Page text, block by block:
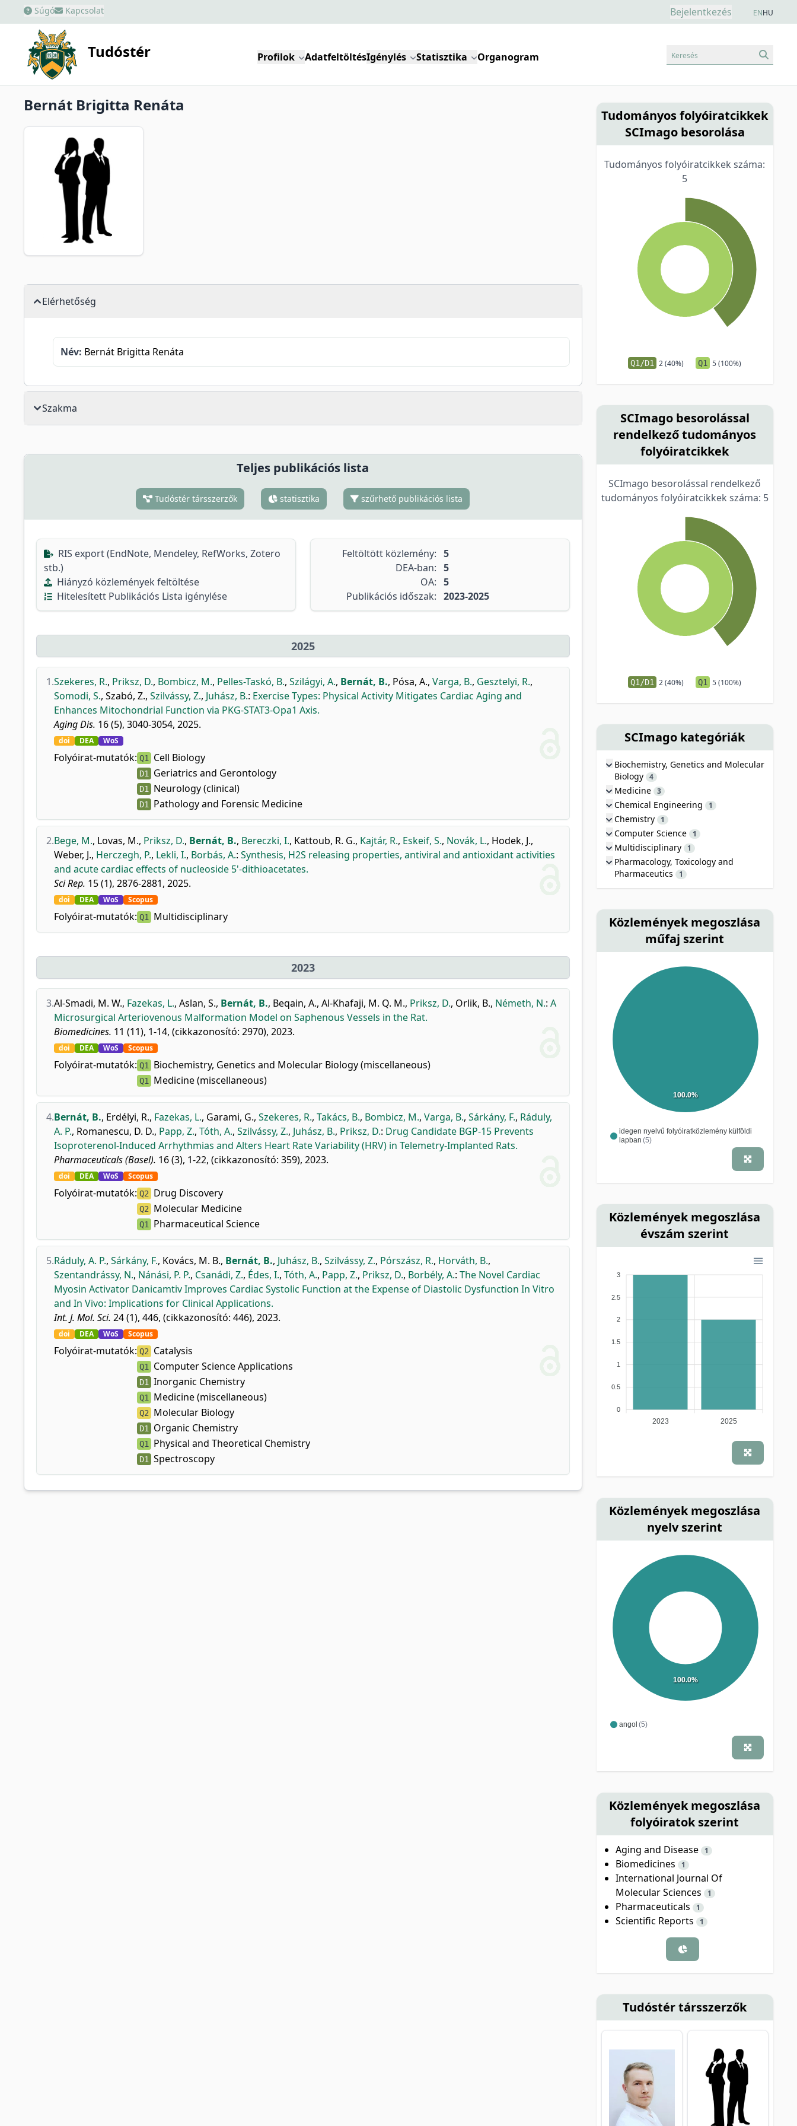
Súgó Kapcsolat Bejelentkezés ENHU
Tudóstér Profilok AdatfeltöltésIgénylés Statisztika Organogram Keresés
Bernát Brigitta Renáta
Elérhetőség
Név: Bernát Brigitta Renáta
Szakma
Teljes publikációs lista
Tudóstér társszerzők statisztika szűrhető publikációs lista
RIS export (EndNote, Mendeley, RefWorks, Zotero
stb.)
Hiányzó közlemények feltöltése
Hitelesített Publikációs Lista igénylése
Feltöltött közlemény: 5
DEA-ban: 5
OA: 5
Publikációs időszak: 2023-2025
2025
1.Szekeres, R., Priksz, D., Bombicz, M., Pelles-Taskó, B., Szilágyi, A., Bernát, B., Pósa, A., Varga, B., Gesztelyi, R.,
Somodi, S., Szabó, Z., Szilvássy, Z., Juhász, B.: Exercise Types: Physical Activity Mitigates Cardiac Aging and
Enhances Mitochondrial Function via PKG-STAT3-Opa1 Axis.
Aging Dis. 16 (5), 3040-3054, 2025.
doi DEA WoS
Folyóirat-mutatók: Q1 Cell Biology
D1 Geriatrics and Gerontology
D1 Neurology (clinical)
D1 Pathology and Forensic Medicine
2.Bege, M., Lovas, M., Priksz, D., Bernát, B., Bereczki, I., Kattoub, R. G., Kajtár, R., Eskeif, S., Novák, L., Hodek, J.,
Weber, J., Herczegh, P., Lekli, I., Borbás, A.: Synthesis, H2S releasing properties, antiviral and antioxidant activities
and acute cardiac effects of nucleoside 5'-dithioacetates.
Sci Rep. 15 (1), 2876-2881, 2025.
doi DEA WoS Scopus
Folyóirat-mutatók: Q1 Multidisciplinary
2023
3.Al-Smadi, M. W., Fazekas, L., Aslan, S., Bernát, B., Beqain, A., Al-Khafaji, M. Q. M., Priksz, D., Orlik, B., Németh, N.: A
Microsurgical Arteriovenous Malformation Model on Saphenous Vessels in the Rat.
Biomedicines. 11 (11), 1-14, (cikkazonosító: 2970), 2023.
doi DEA WoS Scopus
Folyóirat-mutatók: Q1 Biochemistry, Genetics and Molecular Biology (miscellaneous)
Q1 Medicine (miscellaneous)
4.Bernát, B., Erdélyi, R., Fazekas, L., Garami, G., Szekeres, R., Takács, B., Bombicz, M., Varga, B., Sárkány, F., Ráduly,
A. P., Romanescu, D. D., Papp, Z., Tóth, A., Szilvássy, Z., Juhász, B., Priksz, D.: Drug Candidate BGP-15 Prevents
Isoproterenol-Induced Arrhythmias and Alters Heart Rate Variability (HRV) in Telemetry-Implanted Rats.
Pharmaceuticals (Basel). 16 (3), 1-22, (cikkazonosító: 359), 2023.
doi DEA WoS Scopus
Folyóirat-mutatók: Q2 Drug Discovery
Q2 Molecular Medicine
Q1 Pharmaceutical Science
5.Ráduly, A. P., Sárkány, F., Kovács, M. B., Bernát, B., Juhász, B., Szilvássy, Z., Pórszász, R., Horváth, B.,
Szentandrássy, N., Nánási, P. P., Csanádi, Z., Édes, I., Tóth, A., Papp, Z., Priksz, D., Borbély, A.: The Novel Cardiac
Myosin Activator Danicamtiv Improves Cardiac Systolic Function at the Expense of Diastolic Dysfunction In Vitro
and In Vivo: Implications for Clinical Applications.
Int. J. Mol. Sci. 24 (1), 446, (cikkazonosító: 446), 2023.
doi DEA WoS Scopus
Folyóirat-mutatók: Q2 Catalysis
Q1 Computer Science Applications
D1 Inorganic Chemistry
Q1 Medicine (miscellaneous)
Q2 Molecular Biology
D1 Organic Chemistry
Q1 Physical and Theoretical Chemistry
D1 Spectroscopy
Tudományos folyóiratcikkek
SCImago besorolása
Tudományos folyóiratcikkek száma:
5
Q1/D1 2 (40%) Q1 5 (100%)
SCImago besorolással
rendelkező tudományos
folyóiratcikkek
SCImago besorolással rendelkező
tudományos folyóiratcikkek száma: 5
Q1/D1 2 (40%) Q1 5 (100%)
SCImago kategóriák
Biochemistry, Genetics and Molecular
Biology 4
Medicine 3
Chemical Engineering 1
Chemistry 1
Computer Science 1
Multidisciplinary 1
Pharmacology, Toxicology and
Pharmaceutics
1
Közlemények megoszlása
műfaj szerint
idegen nyelvű folyóiratközlemény külföldi
lapban (5)
100.0%
Közlemények megoszlása
évszám szerint
3
2.5
2
1.5
1
0.5
0
2023 2025
Közlemények megoszlása
nyelv szerint
angol (5)
100.0%
Közlemények megoszlása
folyóiratok szerint
Aging and Disease 1
Biomedicines 1
International Journal Of
Molecular Sciences
1
Pharmaceuticals 1
Scientific Reports 1
Tudóstér társszerzők